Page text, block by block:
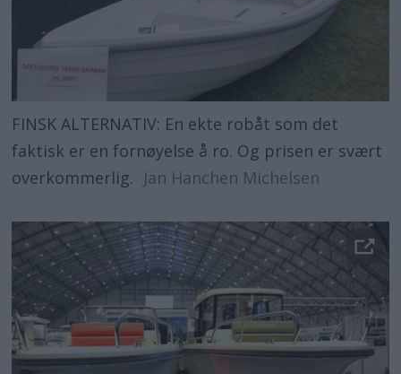
FINSK ALTERNATIV: En ekte robåt som det
faktisk er en fornøyelse å ro. Og prisen er svært
overkommerlig.
Jan Hanchen Michelsen